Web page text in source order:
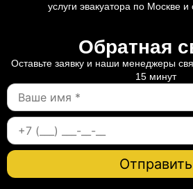
услуги эвакуатора по Москве и
Обратная
Оставьте заявку и наши менеджеры
15 минут